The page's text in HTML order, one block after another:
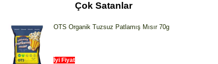
Çok Satanlar
OTS Organik Tuzsuz Patlamış Mısır 70g
İyi Fiyat